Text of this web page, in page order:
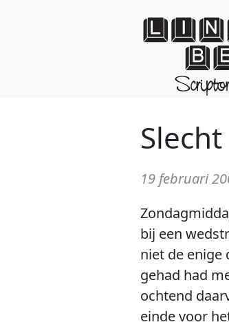
19 februari
bij een
niet de enige
gehad had
ochtend
einde voor